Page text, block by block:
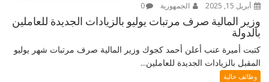
أبريل 15, 2025 الجمهورية 0
وزير المالية صرف مرتبات يوليو بالزيادات الجديدة للعاملين
بالدولة
كتبت أميرة عنب أعلن أحمد كجوك وزير المالية صرف مرتبات شهر يوليو
المقبل بالزيادات الجديدة للعاملين...
وظائف خالية